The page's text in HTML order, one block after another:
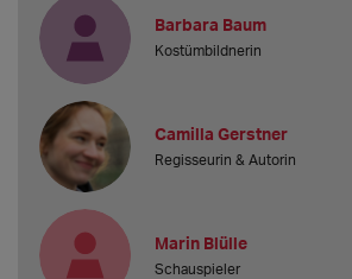
Barbara Baum
Kostümbildnerin
Camilla Gerstner
Regisseurin & Autorin
Marin Blülle
Schauspieler